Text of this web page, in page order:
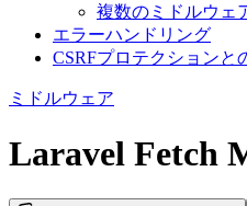
複数のミドルウェ
エラーハンドリング
CSRFプロテクションと
ミドルウェア
Laravel Fetch